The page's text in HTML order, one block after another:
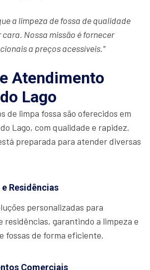
a limpeza de fossa de qualidade
cara. Nossa missão é fornecer
a preços acessíveis."
Atendimento
Lago
de limpa fossa são oferecidos em
Lago, com qualidade e rapidez.
preparada para atender diversas
Residências
personalizadas para
residências, garantindo a limpeza e
fossas de forma eficiente.
Comerciais